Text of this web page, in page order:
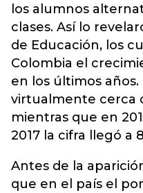
los alumnos
clases. Así lo
de Educación, los
Colombia el
en los últimos años.
virtualmente cerca
mientras que en
2017 la cifra llegó a
Antes de la
que en el país el